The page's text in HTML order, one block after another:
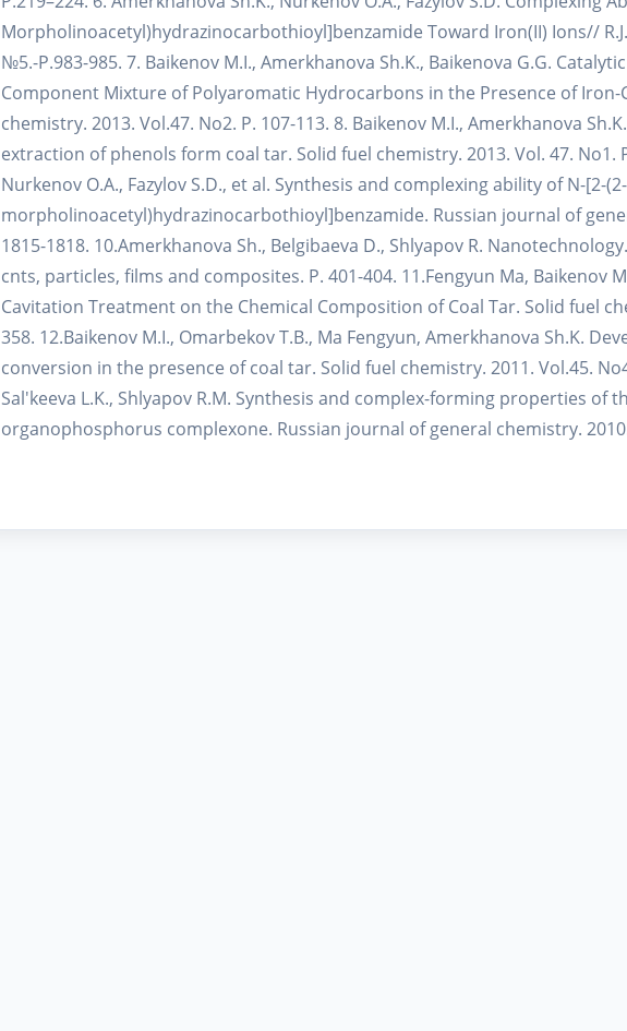
Morpholinoacetyl)hydrazinocarbothioyl]benzamide Toward Iron(II) Ions//
№5.-P.983-985. 7. Baikenov M.I., Amerkhanova Sh.K., Baikenova G.G.
Component Mixture of Polyaromatic Hydrocarbons in the Presence of Iron-
chemistry. 2013. Vol.47. No2. P. 107-113. 8. Baikenov M.I., Amerkhanova
extraction of phenols form coal tar. Solid fuel chemistry. 2013. Vol. 47. No1.
Nurkenov O.A., Fazylov S.D., et al. Synthesis and complexing ability of N-[2-(2-
morpholinoacetyl)hydrazinocarbothioyl]benzamide. Russian journal of
1815-1818. 10.Amerkhanova Sh., Belgibaeva D., Shlyapov R.
cnts, particles, films and composites. P. 401-404. 11.Fengyun Ma, Baikenov
Cavitation Treatment on the Chemical Composition of Coal Tar. Solid fuel
358. 12.Baikenov M.I., Omarbekov T.B., Ma Fengyun, Amerkhanova Sh.K.
conversion in the presence of coal tar. Solid fuel chemistry. 2011. Vol.45.
Sal'keeva L.K., Shlyapov R.M. Synthesis and complex-forming properties of
organophosphorus complexone. Russian journal of general chemistry.